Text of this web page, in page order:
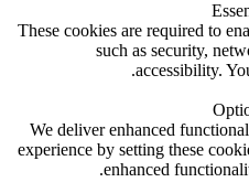
These cookies are required to
such as security,
accessibility.
We deliver enhanced
experience by setting these
enhanced